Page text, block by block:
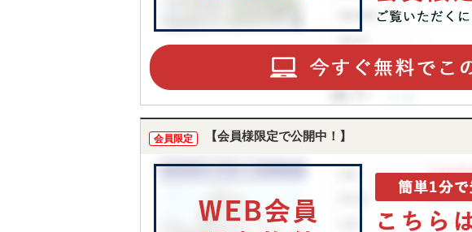
会員限定 【会員様限定で公開中！】